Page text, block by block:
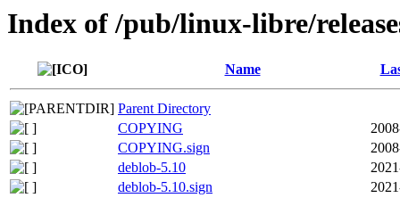
Index of /pub/linux-libre/
Name
Parent Directory
COPYING
COPYING.sign
deblob-5.10
deblob-5.10.sign